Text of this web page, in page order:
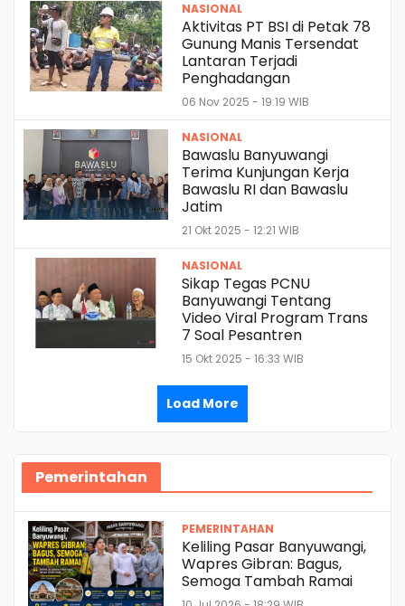
NASIONAL
Aktivitas PT BSI di Petak 78
Gunung Manis Tersendat
Lantaran Terjadi
Penghadangan
06 Nov 2025 - 19:19 WIB
NASIONAL
Bawaslu Banyuwangi
Terima Kunjungan Kerja
Bawaslu RI dan Bawaslu
Jatim
21 Okt 2025 - 12:21 WIB
NASIONAL
Sikap Tegas PCNU
Banyuwangi Tentang
Video Viral Program Trans
7 Soal Pesantren
15 Okt 2025 - 16:33 WIB
Load More
Pemerintahan
PEMERINTAHAN
Keliling Pasar Banyuwangi,
Wapres Gibran: Bagus,
Semoga Tambah Ramai